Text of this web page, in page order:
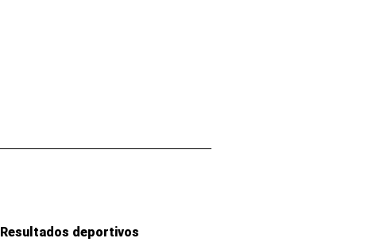
Resultados deportivos